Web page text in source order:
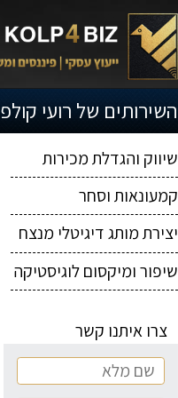
השירותים של רועי קולפ
ייעוץ עסקי
שיווק והגדלת מכירות
קמעונאות וסחר
יצירת מותג דיגיטלי מנצח
שיפור ומיקסום לוגיסטיקה
צרו איתנו קשר